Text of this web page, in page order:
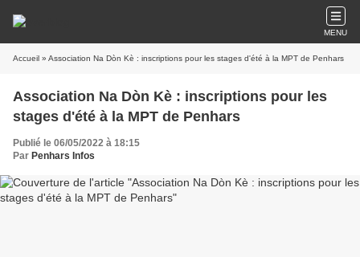
MENU
Accueil » Association Na Dòn Kè : inscriptions pour les stages d'été à la MPT de Penhars
Association Na Dòn Kè : inscriptions pour les
stages d'été à la MPT de Penhars
Publié le 06/05/2022 à 18:15
Par Penhars Infos